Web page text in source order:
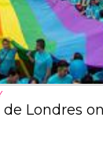
Londres